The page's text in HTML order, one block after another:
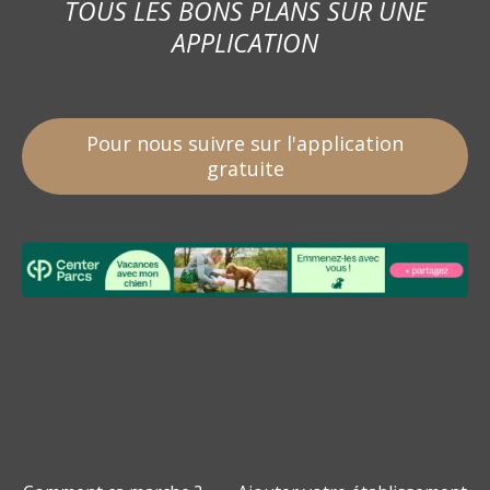
TOUS LES BONS PLANS SUR UNE
APPLICATION
Pour nous suivre sur l'application
gratuite